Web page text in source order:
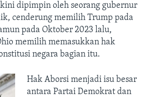
kini dipimpin oleh seorang gubernur
cenderung memilih Trump pada
pada Oktober 2023 lalu,
memilih memasukkan hak
negara bagian itu.
Hak Aborsi menjadi isu besar
antara Partai Demokrat dan